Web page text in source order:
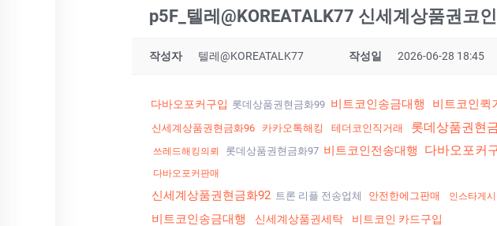
p5F_텔레@KOREATALK77 신세계상품권코
작성자 텔레@KOREATALK77 작성일 2026-06-28 18:45
다바오포커구입 롯데상품권현금화99 비트코인송금대행 비트코인퀵
신세계상품권현금화96
카카오톡해킹 테더코인직거래 롯데상품권현
쓰레드해킹의뢰 롯데상품권현금화97 비트코인전송대행 다바오포커
다바오포커판매
신세계상품권현금화92 트론 리플 전송업체 안전한에그판매 인스타게시
비트코인송금대행 신세계상품권세탁 비트코인 카드구입